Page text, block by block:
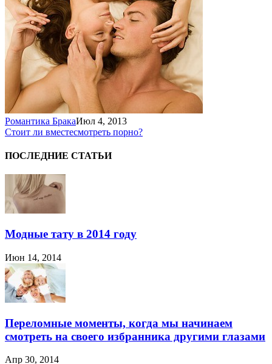
Романтика БракаИюл 4, 2013
Стоит ли вместесмотреть порно?
ПОСЛЕДНИЕ СТАТЬИ
Модные тату в 2014 году
Июн 14, 2014
Переломные моменты, когда мы начинаем
смотреть на своего избранника другими глазами
Апр 30, 2014